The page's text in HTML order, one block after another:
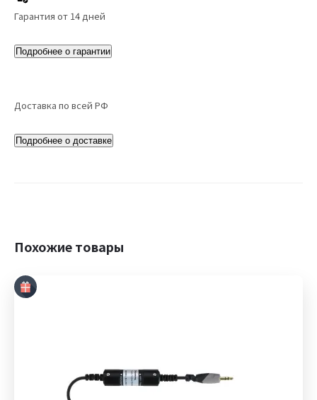
Гарантия от 14 дней
Подробнее о гарантии
Доставка по всей РФ
Подробнее о доставке
Похожие товары